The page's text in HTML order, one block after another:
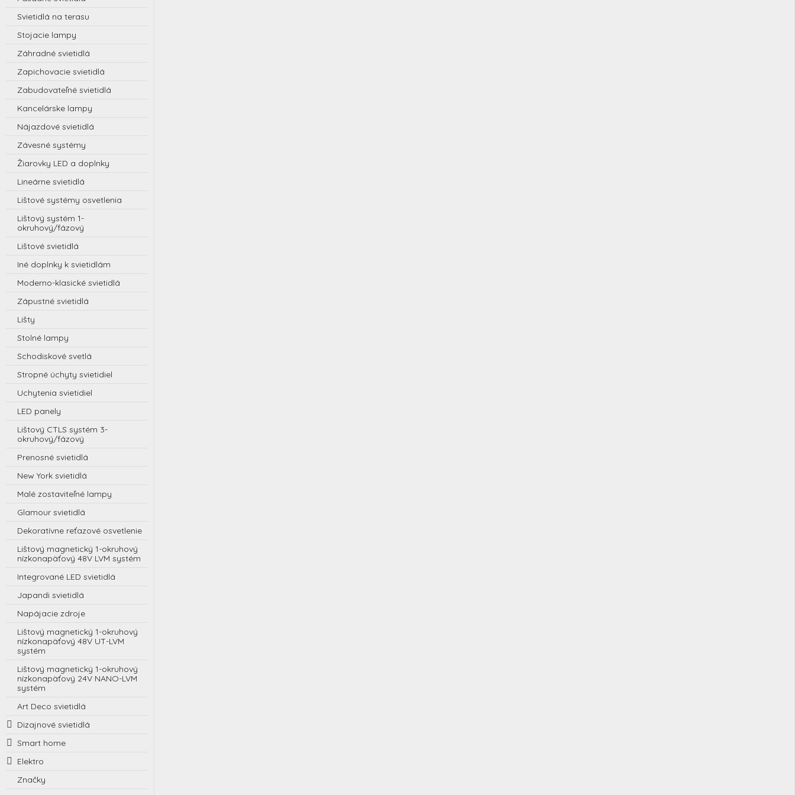
Svietidlá na terasu
Stojacie lampy
Záhradné svietidlá
Zapichovacie svietidlá
Zabudovateľné svietidlá
Kancelárske lampy
Nájazdové svietidlá
Závesné systémy
Žiarovky LED a doplnky
Lineárne svietidlá
Lištové systémy osvetlenia
Lištový systém 1-
okruhový/fázový
Lištové svietidlá
Iné doplnky k svietidlám
Moderno-klasické svietidlá
Zápustné svietidlá
Lišty
Stolné lampy
Schodiskové svetlá
Stropné úchyty svietidiel
Uchytenia svietidiel
LED panely
Lištový CTLS systém 3-
okruhový/fázový
Prenosné svietidlá
New York svietidlá
Malé zostaviteľné lampy
Glamour svietidlá
Dekoratívne reťazové osvetlenie
Lištový magnetický 1-okruhový
nízkonapäťový 48V LVM systém
Integrované LED svietidlá
Japandi svietidlá
Napájacie zdroje
Lištový magnetický 1-okruhový
nízkonapäťový 48V UT-LVM
systém
Lištový magnetický 1-okruhový
nízkonapäťový 24V NANO-LVM
systém
Art Deco svietidlá
Dizajnové svietidlá
Smart home
Elektro
Značky